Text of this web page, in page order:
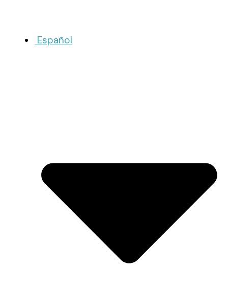
Español